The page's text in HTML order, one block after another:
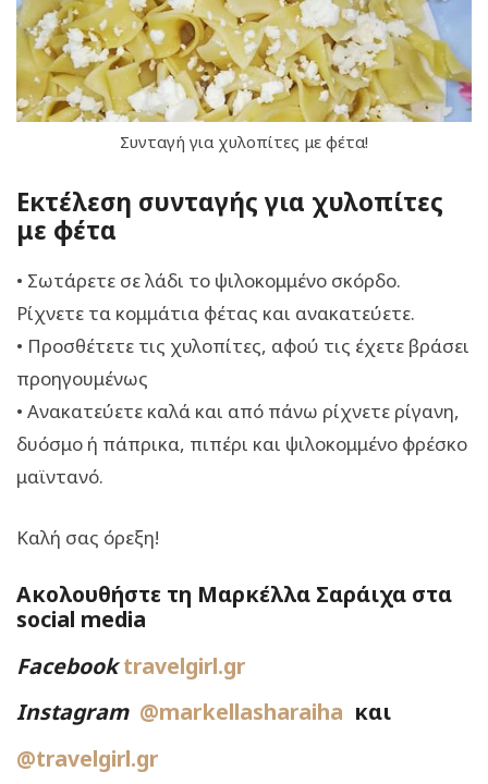
Συνταγή για χυλοπίτες με φέτα!
Εκτέλεση συνταγής για χυλοπίτες
με φέτα
• Σωτάρετε σε λάδι το ψιλοκομμένο σκόρδο.
Ρίχνετε τα κομμάτια φέτας και ανακατεύετε.
• Προσθέτετε τις χυλοπίτες, αφού τις έχετε βράσει
προηγουμένως
• Ανακατεύετε καλά και από πάνω ρίχνετε ρίγανη,
δυόσμο ή πάπρικα, πιπέρι και ψιλοκομμένο φρέσκο
μαϊντανό.
Καλή σας όρεξη!
Ακολουθήστε τη Μαρκέλλα Σαράιχα στα
social media
Facebook travelgirl.gr
Instagram @markellasharaiha και
@travelgirl.gr